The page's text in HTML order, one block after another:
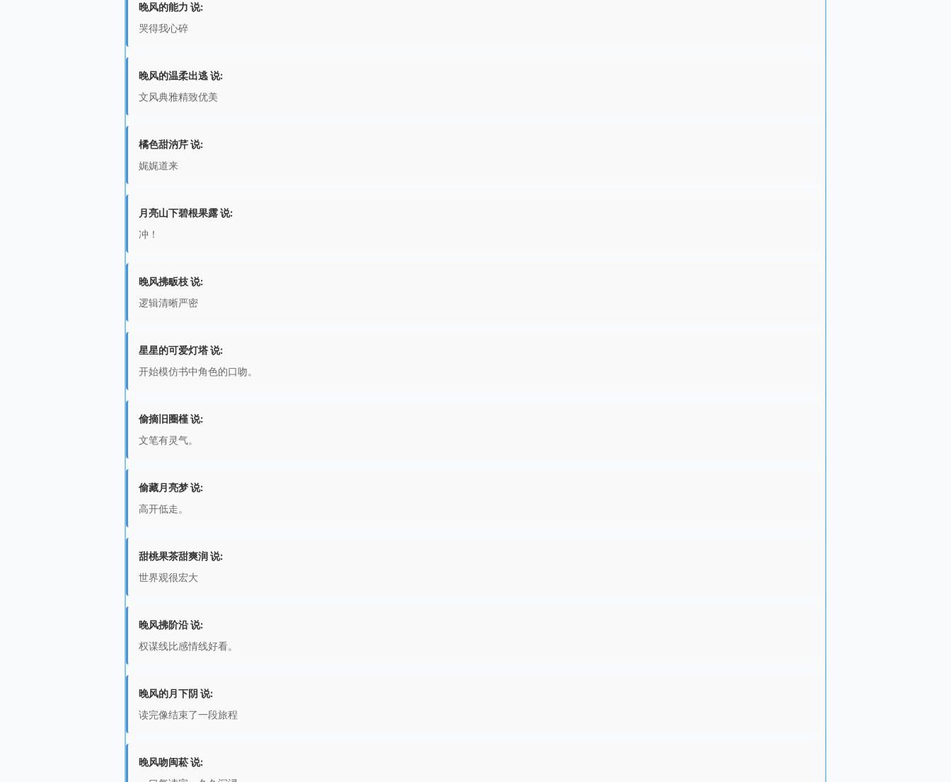
晚风的能力 说:
哭得我心碎
晚风的温柔出逃 说:
文风典雅精致优美
橘色甜汭芹 说:
娓娓道来
月亮山下碧根果露 说:
冲！
晚风拂畈枝 说:
逻辑清晰严密
星星的可爱灯塔 说:
开始模仿书中角色的口吻。
偷摘旧圈槿 说:
文笔有灵气。
偷藏月亮梦 说:
高开低走。
甜桃果茶甜爽润 说:
世界观很宏大
晚风拂阶沿 说:
权谋线比感情线好看。
晚风的月下阴 说:
读完像结束了一段旅程
晚风吻闽菘 说: